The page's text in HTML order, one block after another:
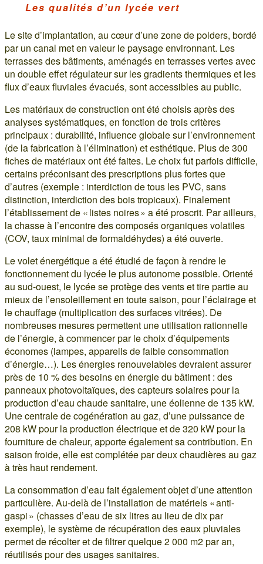
Les qualités d’un lycée vert
Le site d’implantation, au cœur d’une zone de polders, bordé
par un canal met en valeur le paysage environnant. Les
terrasses des bâtiments, aménagés en terrasses vertes avec
un double effet régulateur sur les gradients thermiques et les
flux d’eaux fluviales évacués, sont accessibles au public.
Les matériaux de construction ont été choisis après des
analyses systématiques, en fonction de trois critères
principaux : durabilité, influence globale sur l’environnement
(de la fabrication à l’élimination) et esthétique. Plus de 300
fiches de matériaux ont été faites. Le choix fut parfois difficile,
certains préconisant des prescriptions plus fortes que
d’autres (exemple : interdiction de tous les PVC, sans
distinction, interdiction des bois tropicaux). Finalement
l’établissement de « listes noires » a été proscrit. Par ailleurs,
la chasse à l’encontre des composés organiques volatiles
(COV, taux minimal de formaldéhydes) a été ouverte.
Le volet énergétique a été étudié de façon à rendre le
fonctionnement du lycée le plus autonome possible. Orienté
au sud-ouest, le lycée se protège des vents et tire partie au
mieux de l’ensoleillement en toute saison, pour l’éclairage et
le chauffage (multiplication des surfaces vitrées). De
nombreuses mesures permettent une utilisation rationnelle
de l’énergie, à commencer par le choix d’équipements
économes (lampes, appareils de faible consommation
d’énergie…). Les énergies renouvelables devraient assurer
près de 10 % des besoins en énergie du bâtiment : des
panneaux photovoltaïques, des capteurs solaires pour la
production d’eau chaude sanitaire, une éolienne de 135 kW.
Une centrale de cogénération au gaz, d’une puissance de
208 kW pour la production électrique et de 320 kW pour la
fourniture de chaleur, apporte également sa contribution. En
saison froide, elle est complétée par deux chaudières au gaz
à très haut rendement.
La consommation d’eau fait également objet d’une attention
particulière. Au-delà de l’installation de matériels « anti-
gaspi » (chasses d’eau de six litres au lieu de dix par
exemple), le système de récupération des eaux pluviales
permet de récolter et de filtrer quelque 2 000 m2 par an,
réutilisés pour des usages sanitaires.